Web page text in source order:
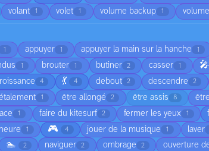
volant 1 volet 1 volume backup 1
1 appuyer 1 appuyer la main sur la hanche 1
1 brouter 1 butiner 2 casser 1 🎤
4 💃 4 debout 2 descendre 2
1 être allongé 2 être assis 8
1 faire du kitesurf 2 fermer les yeux 1
1 🎮 4 jouer de la musique 1 laver
🏊 2 naviguer 2 ombrage 2 ouverture